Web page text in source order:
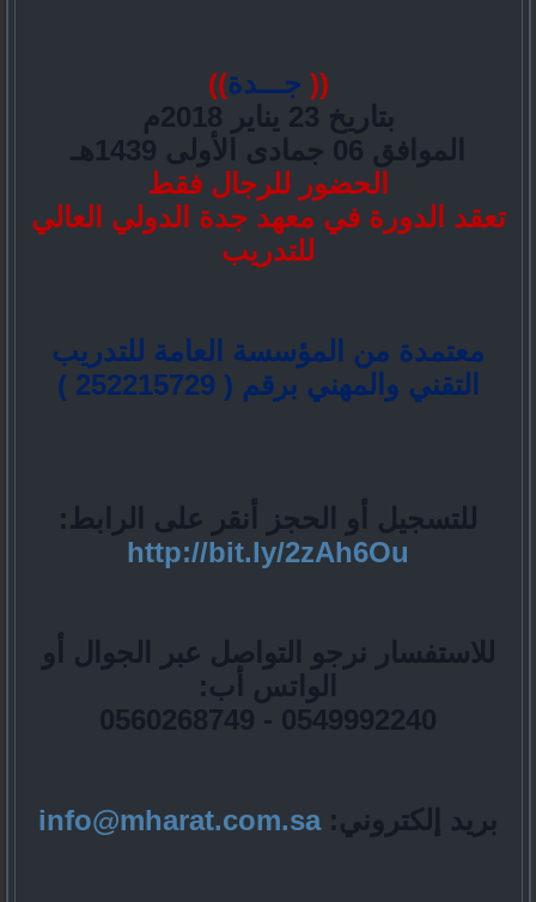
(( جـــدة))
بتاريخ 23 يناير
2018م
الموافق 06 جمادى الأولى
1439هـ
الحضور للرجال فقط
تعقد الدورة في معهد جدة الدولي العالي
للتدريب
معتمدة من المؤسسة العامة للتدريب
التقني والمهني برقم ( 252215729 )
للتسجيل أو الحجز أنقر على الرابط:
http://bit.ly/2zAh6Ou
للاستفسار نرجو التواصل عبر الجوال أو
الواتس أب:
0549992240 - 0560268749
بريد إلكتروني:
info@mharat.com.sa